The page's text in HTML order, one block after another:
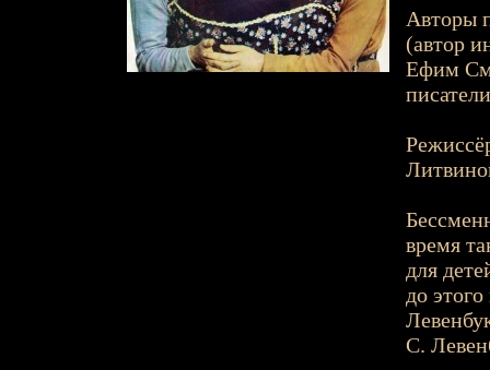
Авторы
(автор
Ефим
время
для
до
С.